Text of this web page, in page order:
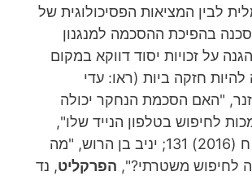
לבין המציאות הפסיכולוגית של
בהפיכת ההסכמה למנגנון
על זכויות יסוד דווקא במקום
חזקה ביות (ראו: עדי
"האם הסכמת הנחקר יכולה
לחיפוש בטלפון הנייד שלו",
, ח (2016) 131; יניב בן הרוש, "מה
לחיפוש משטרתי?", הפרקליט, נד